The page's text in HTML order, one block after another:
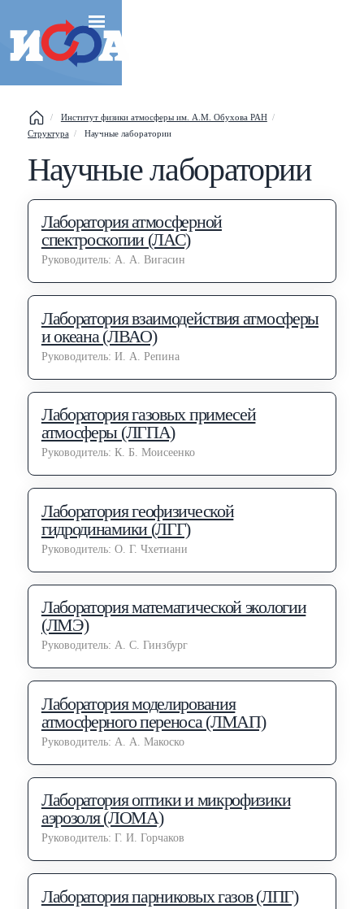
Институт физики атмосферы им. А.М. Обухова РАН
Структура
Научные лаборатории
Научные лаборатории
Лаборатория атмосферной
спектроскопии (ЛАС)
Руководитель: А. А. Вигасин
Лаборатория взаимодействия атмосферы
и океана (ЛВАО)
Руководитель: И. А. Репина
Лаборатория газовых примесей
атмосферы (ЛГПА)
Руководитель: К. Б. Моисеенко
Лаборатория геофизической
гидродинамики (ЛГГ)
Руководитель: О. Г. Чхетиани
Лаборатория математической экологии
(ЛМЭ)
Руководитель: А. С. Гинзбург
Лаборатория моделирования
атмосферного переноса (ЛМАП)
Руководитель: А. А. Макоско
Лаборатория оптики и микрофизики
аэрозоля (ЛОМА)
Руководитель: Г. И. Горчаков
Лаборатория парниковых газов (ЛПГ)
This help popup Shift + ?
Search popup